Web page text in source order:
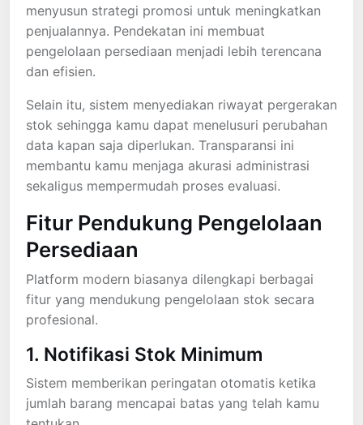
menyusun strategi promosi untuk meningkatkan
penjualannya. Pendekatan ini membuat
pengelolaan persediaan menjadi lebih terencana
dan efisien.
Selain itu, sistem menyediakan riwayat pergerakan
stok sehingga kamu dapat menelusuri perubahan
data kapan saja diperlukan. Transparansi ini
membantu kamu menjaga akurasi administrasi
sekaligus mempermudah proses evaluasi.
Fitur Pendukung Pengelolaan
Persediaan
Platform modern biasanya dilengkapi berbagai
fitur yang mendukung pengelolaan stok secara
profesional.
1. Notifikasi Stok Minimum
Sistem memberikan peringatan otomatis ketika
jumlah barang mencapai batas yang telah kamu